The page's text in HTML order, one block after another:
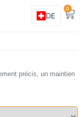
DE
0
précis, un maintien